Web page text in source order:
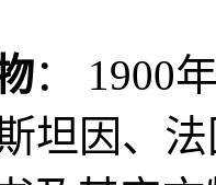
： 1900
坦因、